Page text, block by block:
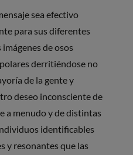
sea efectivo
para sus diferentes
imágenes de osos
derritiéndose no
de la gente y
deseo inconsciente de
a menudo y de distintas
identificables
y resonantes que las